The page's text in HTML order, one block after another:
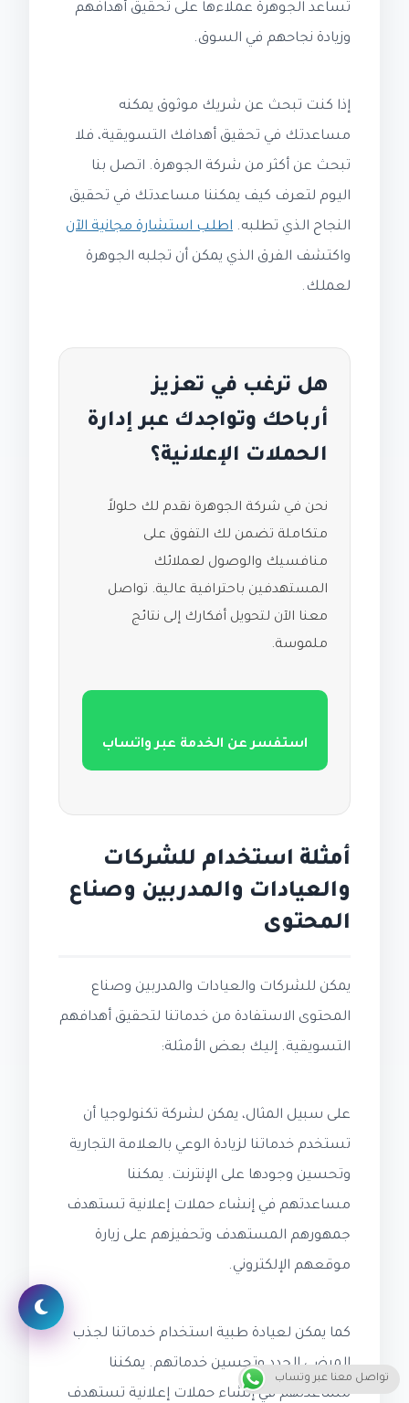
تساعد الجوهرة عملاءها على تحقيق أهدافهم
وزيادة نجاحهم في السوق.
إذا كنت تبحث عن شريك موثوق يمكنه
مساعدتك في تحقيق أهدافك التسويقية، فلا
تبحث عن أكثر من شركة الجوهرة. اتصل بنا
اليوم لتعرف كيف يمكننا مساعدتك في تحقيق
النجاح الذي تطلبه. اطلب استشارة مجانية الآن
واكتشف الفرق الذي يمكن أن تجلبه الجوهرة
لعملك.
هل ترغب في تعزيز
أرباحك وتواجدك عبر إدارة
الحملات الإعلانية؟
نحن في شركة الجوهرة نقدم لك حلولاً
متكاملة تضمن لك التفوق على
منافسيك والوصول لعملائك
المستهدفين باحترافية عالية. تواصل
معنا الآن لتحويل أفكارك إلى نتائج
ملموسة.
استفسر عن الخدمة عبر واتساب
أمثلة استخدام للشركات
والعيادات والمدربين وصناع
المحتوى
يمكن للشركات والعيادات والمدربين وصناع
المحتوى الاستفادة من خدماتنا لتحقيق أهدافهم
التسويقية. إليك بعض الأمثلة:
على سبيل المثال، يمكن لشركة تكنولوجيا أن
تستخدم خدماتنا لزيادة الوعي بالعلامة التجارية
وتحسين وجودها على الإنترنت. يمكننا
مساعدتهم في إنشاء حملات إعلانية تستهدف
جمهورهم المستهدف وتحفيزهم على زيارة
موقعهم الإلكتروني.
كما يمكن لعيادة طبية استخدام خدماتنا لجذب
المرضى الجدد وتحسين خدماتهم. يمكننا
مساعدتهم في إنشاء حملات إعلانية تستهدف
تواصل معنا عبر وتساب